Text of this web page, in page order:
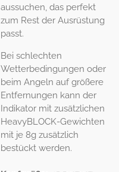
aussuchen, das perfekt
zum Rest der Ausrüstung
passt.
Bei schlechten
Wetterbedingungen oder
beim Angeln auf größere
Entfernungen kann der
Indikator mit zusätzlichen
HeavyBLOCK-Gewichten
mit je 8g zusätzlich
bestückt werden.